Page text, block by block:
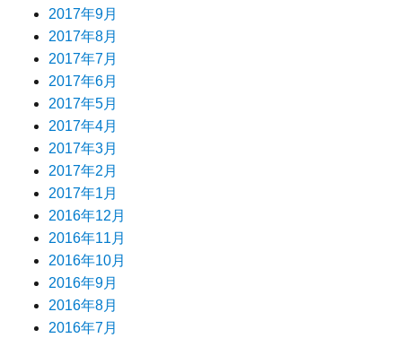
2017年9月
2017年8月
2017年7月
2017年6月
2017年5月
2017年4月
2017年3月
2017年2月
2017年1月
2016年12月
2016年11月
2016年10月
2016年9月
2016年8月
2016年7月